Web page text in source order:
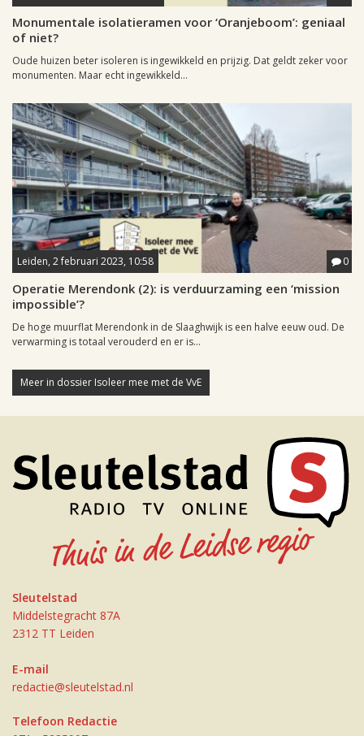
Monumentale isolatieramen voor ‘Oranjeboom’: geniaal
of niet?
Oude huizen beter isoleren is ingewikkeld en prijzig. Dat geldt zeker voor
monumenten. Maar echt ingewikkeld...
Leiden, 2 februari 2023, 10:58 0
Operatie Merendonk (2): is verduurzaming een ‘mission
impossible’?
De hoge muurflat Merendonk in de Slaaghwijk is een halve eeuw oud. De
verwarming is totaal verouderd en er is...
Meer in dossier Isoleer mee met de VvE
Sleutelstad
Middelstegracht 87A
2312 TT Leiden
E-mail
redactie@sleutelstad.nl
Telefoon Redactie